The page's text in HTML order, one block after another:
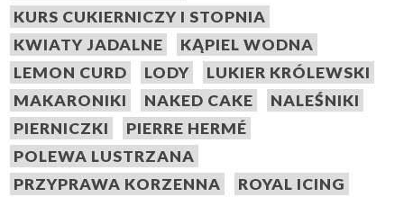
KURS CUKIERNICZY I STOPNIA
KWIATY JADALNE
KĄPIEL WODNA
LEMON CURD
LODY
LUKIER KRÓLEWSKI
MAKARONIKI
NAKED CAKE
NALEŚNIKI
PIERNICZKI
PIERRE HERMÉ
POLEWA LUSTRZANA
PRZYPRAWA KORZENNA
ROYAL ICING